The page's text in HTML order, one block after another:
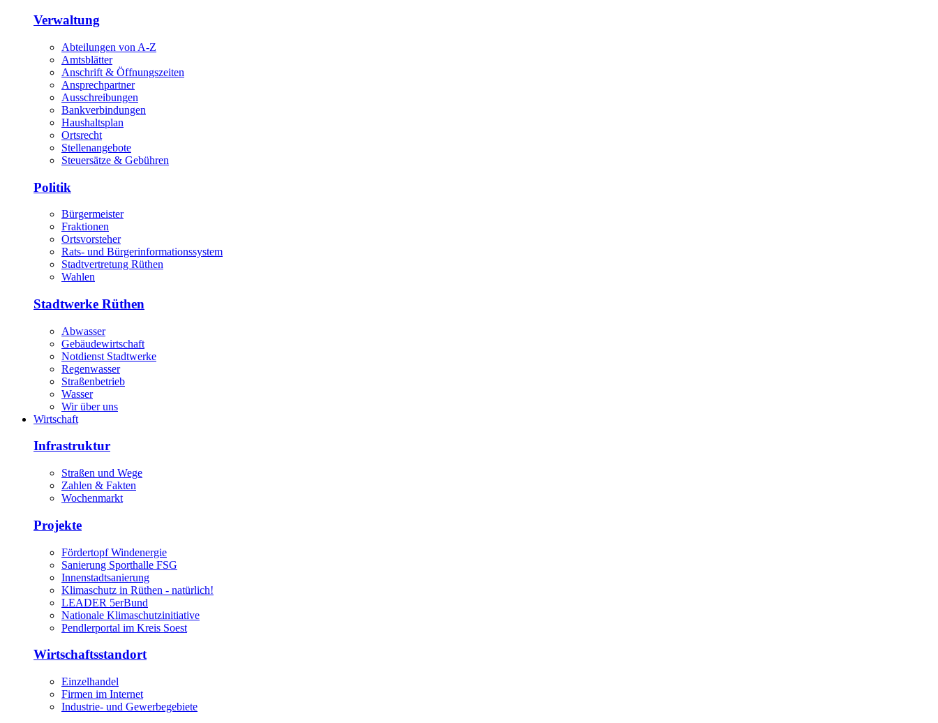
Verwaltung
Abteilungen von A-Z
Amtsblätter
Anschrift & Öffnungszeiten
Ansprechpartner
Ausschreibungen
Bankverbindungen
Haushaltsplan
Ortsrecht
Stellenangebote
Steuersätze & Gebühren
Politik
Bürgermeister
Fraktionen
Ortsvorsteher
Rats- und Bürgerinformationssystem
Stadtvertretung Rüthen
Wahlen
Stadtwerke Rüthen
Abwasser
Gebäudewirtschaft
Notdienst Stadtwerke
Regenwasser
Straßenbetrieb
Wasser
Wir über uns
Wirtschaft
Infrastruktur
Straßen und Wege
Zahlen & Fakten
Wochenmarkt
Projekte
Fördertopf Windenergie
Sanierung Sporthalle FSG
Innenstadtsanierung
Klimaschutz in Rüthen - natürlich!
LEADER 5erBund
Nationale Klimaschutzinitiative
Pendlerportal im Kreis Soest
Wirtschaftsstandort
Einzelhandel
Firmen im Internet
Industrie- und Gewerbegebiete